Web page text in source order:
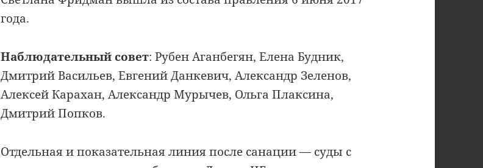
года.
Наблюдательный совет: Рубен Аганбегян, Елена Будник,
Дмитрий Васильев, Евгений Данкевич, Александр Зеленов,
Алексей Карахан, Александр Мурычев, Ольга Плаксина,
Дмитрий Попков.
Отдельная и показательная линия после санации — суды с